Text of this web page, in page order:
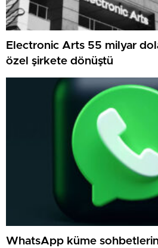
Electronic Arts 55 milyar
özel şirkete dönüştü
WhatsApp küme